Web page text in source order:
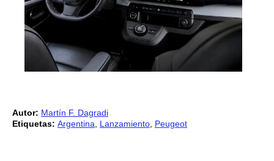
Autor: Martín F. Dagradi
Etiquetas: Argentina Lanzamiento Peugeot